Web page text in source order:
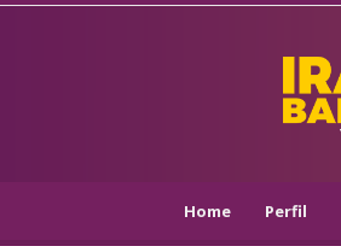
Home Perfil